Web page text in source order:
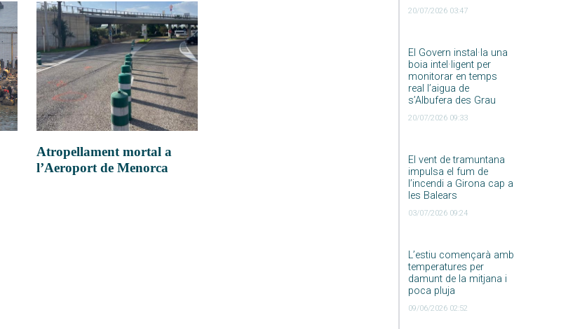
20/07/2026 03:47
El Govern instal·la una
boia intel·ligent per
monitorar en temps
real l’aigua de
s’Albufera des Grau
20/07/2026 09:33
El vent de tramuntana
impulsa el fum de
l’incendi a Girona cap a
les Balears
03/07/2026 09:24
L’estiu començarà amb
temperatures per
damunt de la mitjana i
poca pluja
09/06/2026 02:52
Atropellament mortal a
l’Aeroport de Menorca